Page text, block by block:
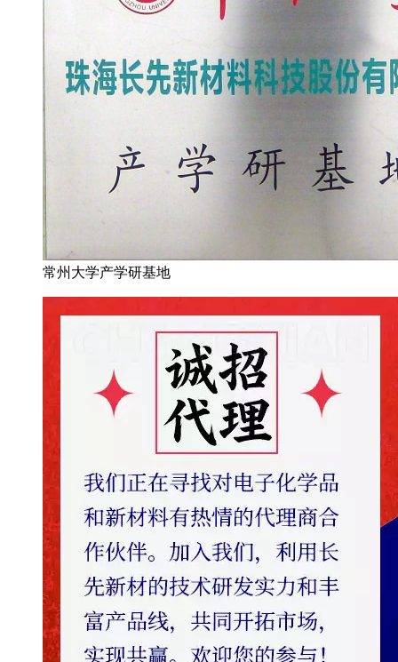
常州大学产学研基地